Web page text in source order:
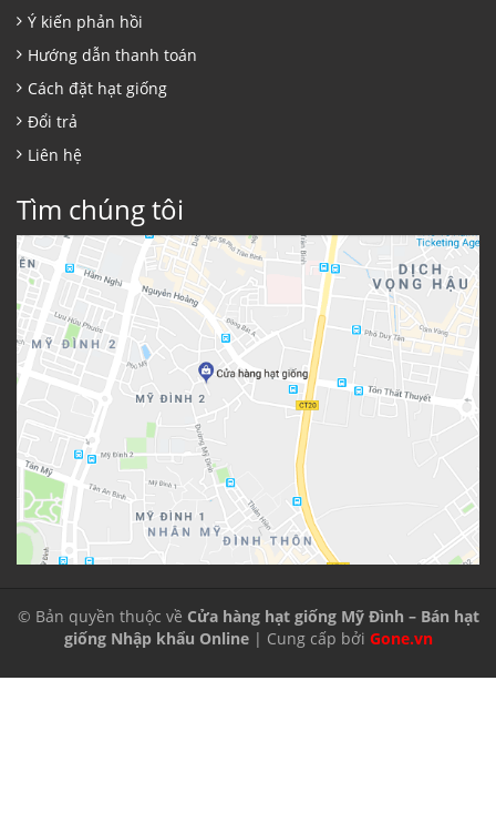
Ý kiến phản hồi
Hướng dẫn thanh toán
Cách đặt hạt giống
Đổi trả
Liên hệ
Tìm chúng tôi
© Bản quyền thuộc về Cửa hàng hạt giống Mỹ Đình – Bán hạt
giống Nhập khẩu Online| Cung cấp bởi Gone.vn